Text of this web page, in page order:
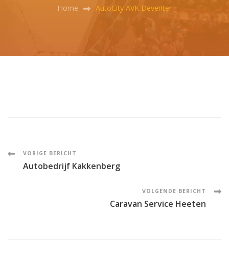
Home AutoCity AVK Deventer
Post
VORIGE BERICHT
Autobedrijf Kakkenberg
VOLGENDE BERICHT
Caravan Service Heeten